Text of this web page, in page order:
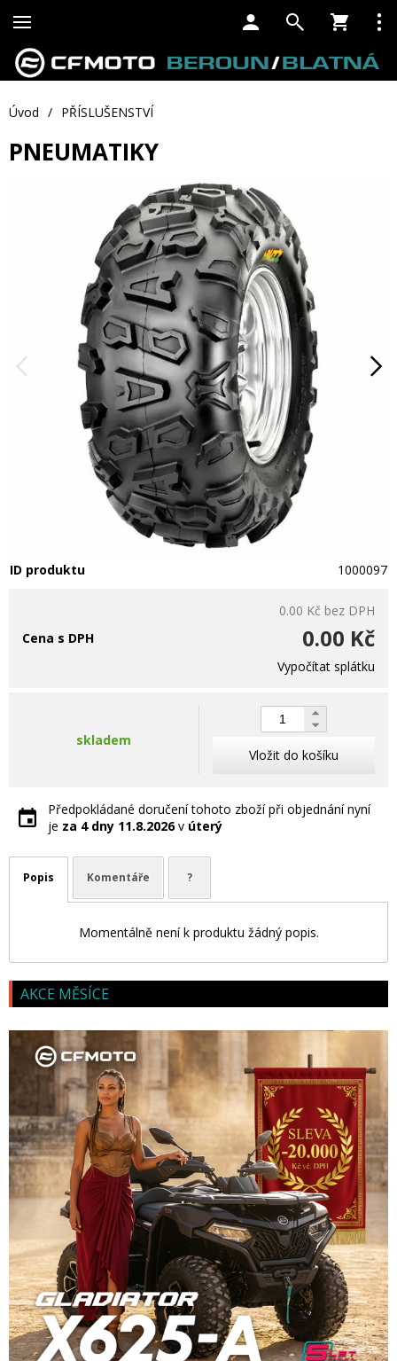
Úvod / PŘÍSLUŠENSTVÍ
PNEUMATIKY
ID produktu 1000097
0.00 Kč bez DPH
0.00 Kč
Cena s DPH
Vypočítat splátku
skladem
Vložit do košíku
Předpokládané doručení tohoto zboží při objednání nyní
je za 4 dny 11.8.2026v úterý
Popis Komentáře ?
Momentálně není k produktu žádný popis.
AKCE MĚSÍCE